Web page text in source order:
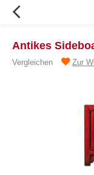
Antikes
Vergleichen Zur